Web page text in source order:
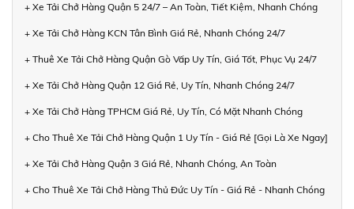
+ Xe Tải Chở Hàng Quận 5 24/7 – An Toàn, Tiết Kiệm, Nhanh Chóng
+ Xe Tải Chở Hàng KCN Tân Bình Giá Rẻ, Nhanh Chóng 24/7
+ Thuê Xe Tải Chở Hàng Quận Gò Vấp Uy Tín, Giá Tốt, Phục Vụ 24/7
+ Xe Tải Chở Hàng Quận 12 Giá Rẻ, Uy Tín, Nhanh Chóng 24/7
+ Xe Tải Chở Hàng TPHCM Giá Rẻ, Uy Tín, Có Mặt Nhanh Chóng
+ Cho Thuê Xe Tải Chở Hàng Quận 1 Uy Tín - Giá Rẻ [Gọi Là Xe Ngay]
+ Xe Tải Chở Hàng Quận 3 Giá Rẻ, Nhanh Chóng, An Toàn
+ Cho Thuê Xe Tải Chở Hàng Thủ Đức Uy Tín - Giá Rẻ - Nhanh Chóng